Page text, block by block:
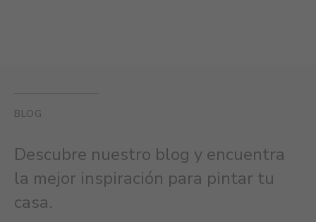
BLOG
Descubre nuestro blog y encuentra
la mejor inspiración para pintar tu
casa.